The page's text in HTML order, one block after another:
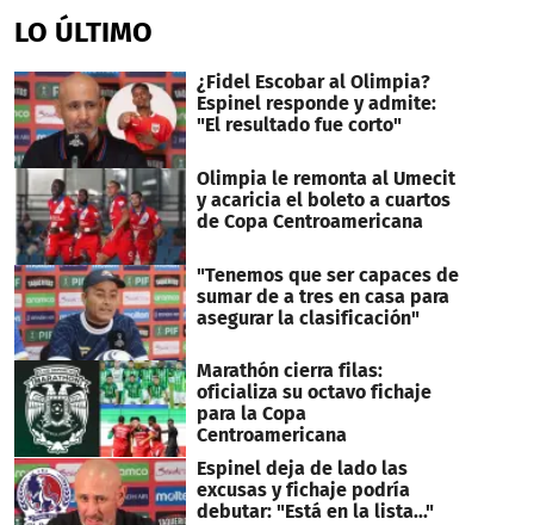
LO ÚLTIMO
¿Fidel Escobar al Olimpia?
Espinel responde y admite:
"El resultado fue corto"
Olimpia le remonta al Umecit
y acaricia el boleto a cuartos
de Copa Centroamericana
"Tenemos que ser capaces de
sumar de a tres en casa para
asegurar la clasificación"
Marathón cierra filas:
oficializa su octavo fichaje
para la Copa
Centroamericana
Espinel deja de lado las
excusas y fichaje podría
debutar: "Está en la lista..."